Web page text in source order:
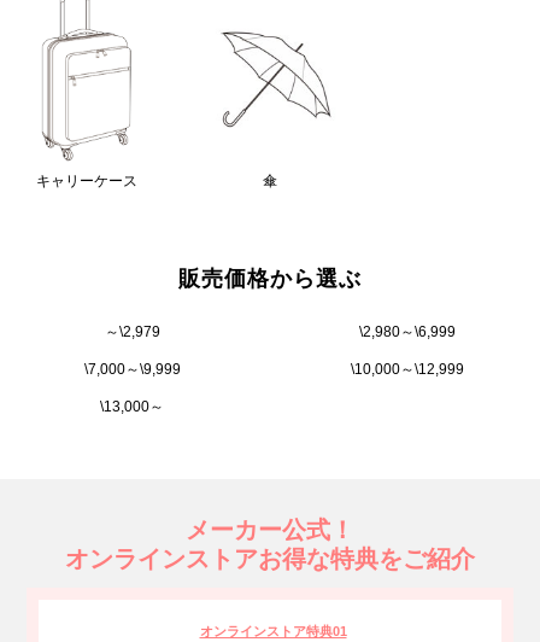
キャリーケース 傘
販売価格から選ぶ
～\2,979 \2,980～\6,999
\7,000～\9,999 \10,000～\12,999
\13,000～
メーカー公式！
オンラインストアお得な特典をご紹介
オンラインストア特典01